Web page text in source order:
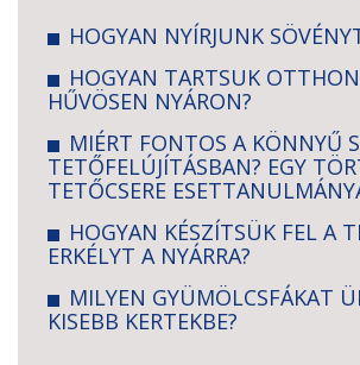
HOGYAN NYÍRJUNK
HOGYAN TARTSUK
HŰVÖSEN NYÁRON?
MIÉRT FONTOS A KÖNNYŰ
TETŐFELÚJÍTÁSBAN? EGY
TETŐCSERE
HOGYAN KÉSZÍTSÜK FEL A
ERKÉLYT A NYÁRRA?
MILYEN GYÜMÖLCSFÁKAT
KISEBB KERTEKBE?